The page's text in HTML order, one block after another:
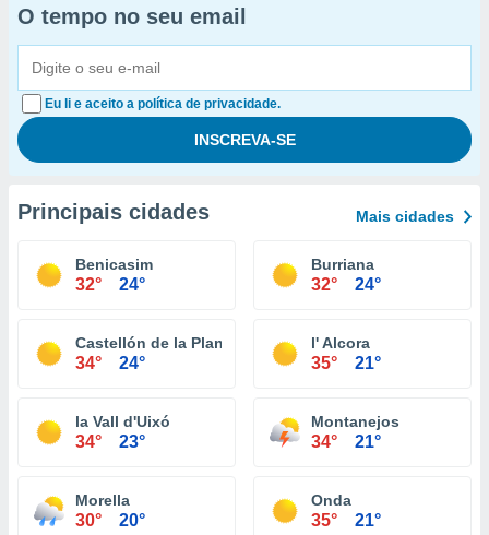
O tempo no seu email
Eu li e aceito a política de privacidade.
Principais cidades Mais cidades
Benicasim
32° 24°
Burriana
32° 24°
Castellón de la Plana
34° 24°
l' Alcora
35° 21°
la Vall d'Uixó
34° 23°
Montanejos
34° 21°
Morella
30° 20°
Onda
35° 21°